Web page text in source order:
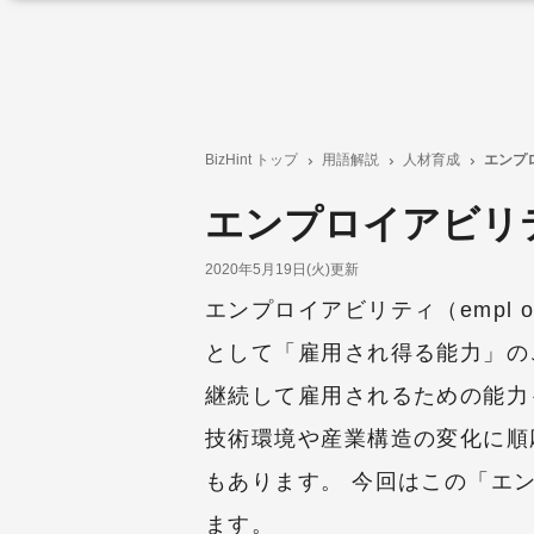
BizHint トップ 用語解説 人材育成 エンプ
エンプロイアビリ
2020年5月19日(火)更新
エンプロイアビリティ（empl
として「雇用され得る能力」
継続して雇用されるための能
技術環境や産業構造の変化に
もあります。 今回はこの「エ
ます。